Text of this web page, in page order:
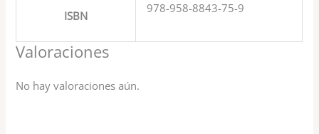
ISBN
978-958-8843-75-9
Valoraciones
No hay valoraciones aún.